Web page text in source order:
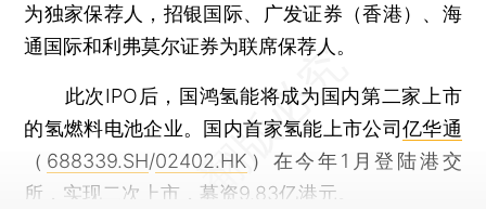
为独家保荐人，招银国际、广发证券（香港）、海
通国际和利弗莫尔证券为联席保荐人。
此次IPO后，国鸿氢能将成为国内第二家上市
的氢燃料电池企业。国内首家氢能上市公司亿华通
（ 688339.SH/02402.HK ）在今年1月登陆港交
所，实现二次上市，募资9.83亿港元。